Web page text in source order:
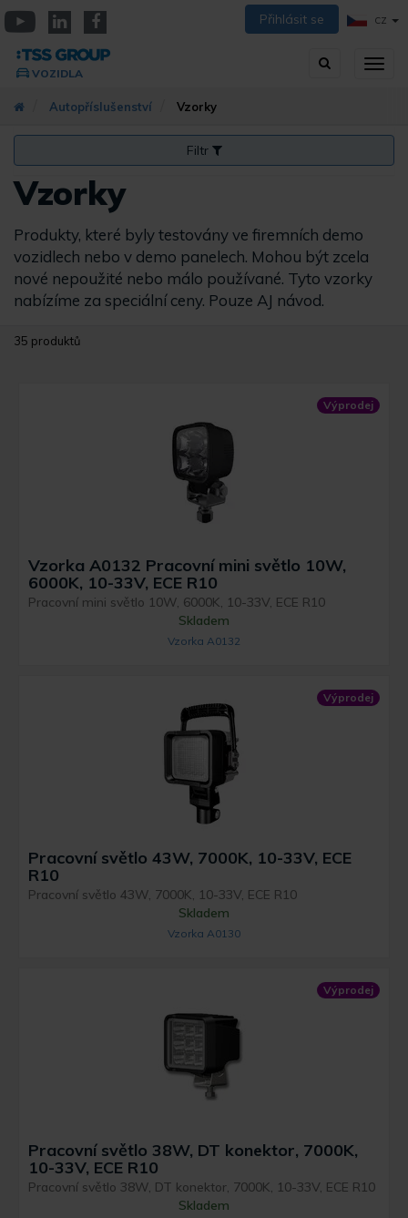
Přejít
k
hlavnímu
obsahu
Přihlásit se CZ
Vyhledávání
VOZIDLA
Autopříslušenství Vzorky
Filtr
Vzorky
Produkty, které byly testovány ve firemních demo
vozidlech nebo v demo panelech. Mohou být zcela
nové nepoužité nebo málo používané. Tyto vzorky
nabízíme za speciální ceny. Pouze AJ návod.
35 produktů
Výprodej
Vzorka A0132 Pracovní mini světlo 10W,
6000K, 10-33V, ECE R10
Pracovní mini světlo 10W, 6000K, 10-33V, ECE R10
Skladem
Vzorka A0132
Výprodej
Pracovní světlo 43W, 7000K, 10-33V, ECE
R10
Pracovní světlo 43W, 7000K, 10-33V, ECE R10
Skladem
Vzorka A0130
Výprodej
Pracovní světlo 38W, DT konektor, 7000K,
10-33V, ECE R10
Pracovní světlo 38W, DT konektor, 7000K, 10-33V, ECE R10
Skladem